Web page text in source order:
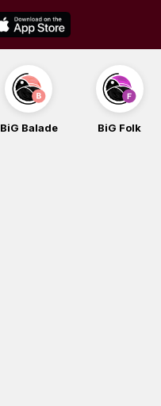
BiG Balade BiG Folk